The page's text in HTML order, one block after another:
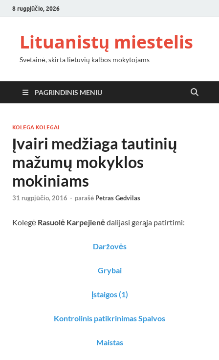
8 rugpjūčio, 2026
Lituanistų miestelis
Svetainė, skirta lietuvių kalbos mokytojams
PAGRINDINIS MENIU
KOLEGA KOLEGAI
Įvairi medžiaga tautinių
mažumų mokyklos
mokiniams
31 rugpjūčio, 2016 - parašė Petras Gedvilas
Kolegė Rasuolė Karpejienėdalijasi gerąja patirtimi:
Daržovės
Grybai
Įstaigos (1)
Kontrolinis patikrinimas Spalvos
Maistas